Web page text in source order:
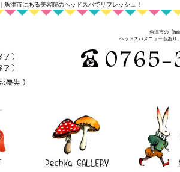
｜魚津市にある美容院のヘッドスパでリフレッシュ！
魚津市の【
ヘッドスパメニューもあり